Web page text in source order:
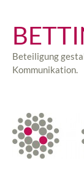
springen
Beteiligung
Kommunikation.